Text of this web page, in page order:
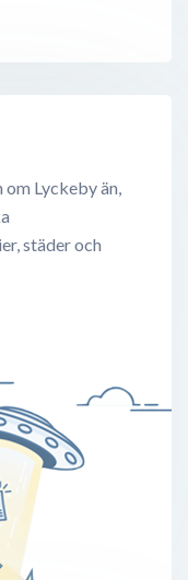
Lyckeby än,
städer och